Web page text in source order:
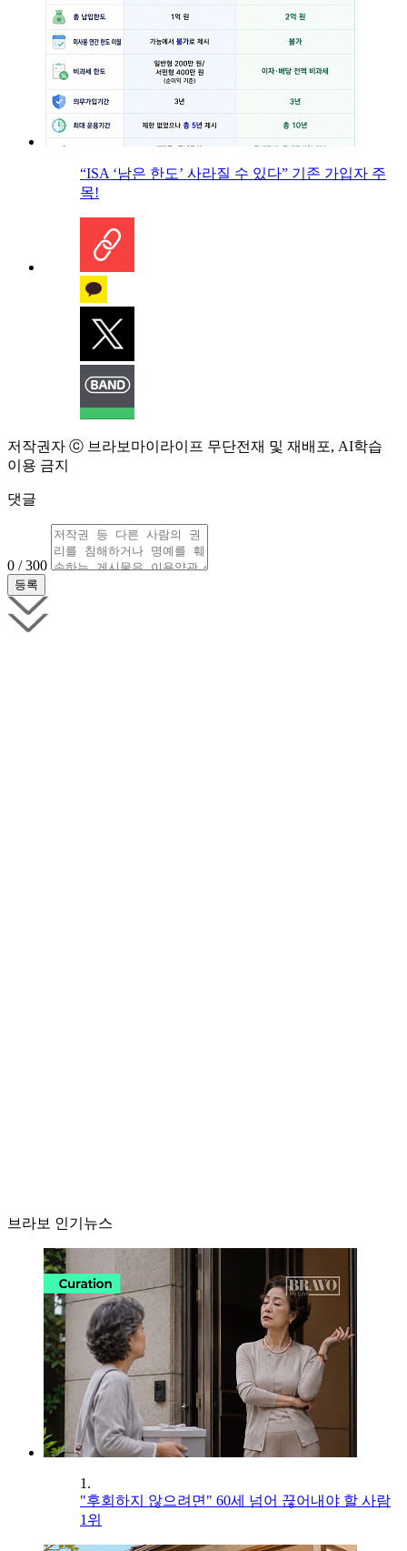
“ISA ‘남은 한도’ 사라질 수 있다” 기존 가입자 주
목!
저작권자 ⓒ 브라보마이라이프 무단전재 및 재배포, AI학습
이용 금지
댓글
0 / 300
브라보 인기뉴스
1.
"후회하지 않으려면" 60세 넘어 끊어내야 할 사람
1위